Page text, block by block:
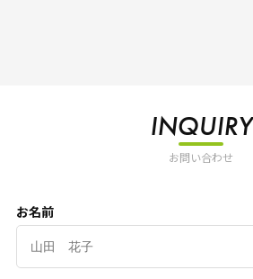
INQUIRY
お問い合わせ
お名前